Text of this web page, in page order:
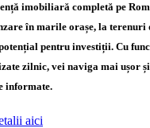
imobiliară completă pe
în marile orașe, la terenuri
pentru investiții. Cu
zilnic, vei naviga mai ușor
informate.
aici